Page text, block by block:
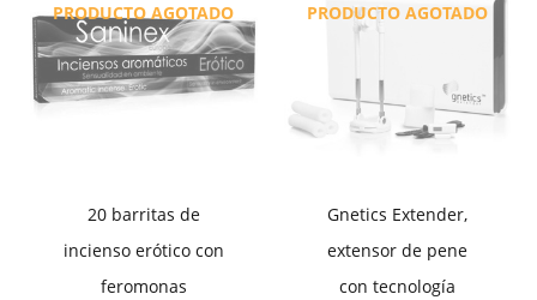
PRODUCTO AGOTADO
20 barritas de
incienso erótico con
feromonas
PRODUCTO AGOTADO
Gnetics Extender,
extensor de pene
con tecnología